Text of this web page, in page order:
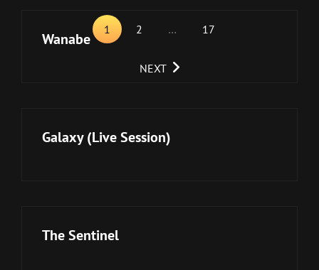
Wanabe
Galaxy (Live Session)
The Sentinel
class="nav-
</span>
1 2 … 17
NEXT